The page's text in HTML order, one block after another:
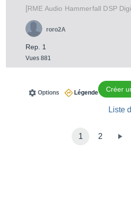
[RME Audio Hammerfall DSP
Rep. 1
Vues 881
roro2A
Créer
Légende
Options
Liste
1 2